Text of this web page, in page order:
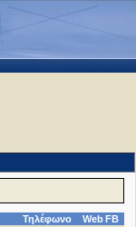
Τηλέφωνο WebFB